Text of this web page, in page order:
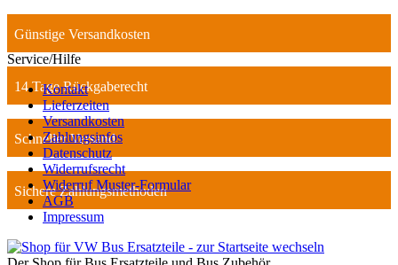
Günstige Versandkosten
14 Tage Rückgaberecht
Schneller Versand
Sichere Zahlungsmethoden
Service/Hilfe
Kontakt
Lieferzeiten
Versandkosten
Zahlungsinfos
Datenschutz
Widerrufsrecht
Widerruf Muster-Formular
AGB
Impressum